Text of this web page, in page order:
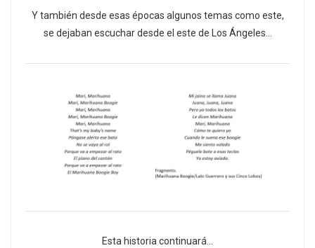
Y también desde esas épocas algunos temas como este,
se dejaban escuchar desde el este de Los Ángeles…
Esta historia continuará…